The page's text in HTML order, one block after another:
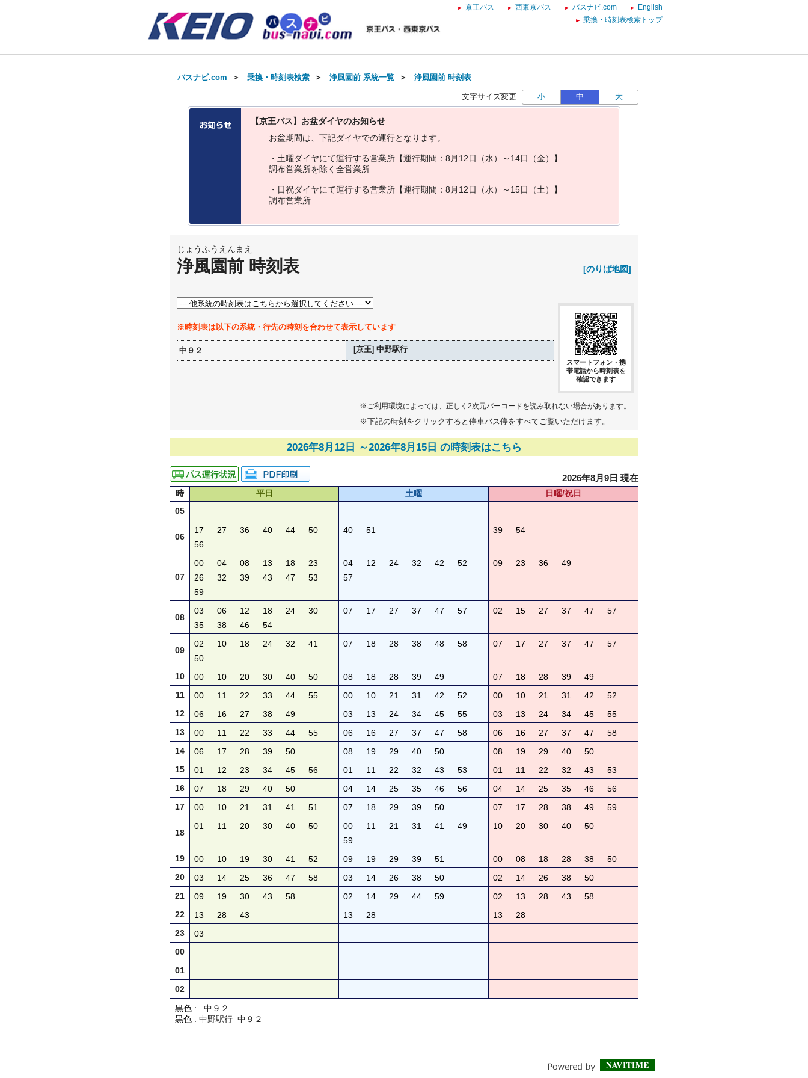
京王バス 西東京バス バスナビ.com
English
乗換・時刻表検索トップ
バスナビ.com ＞ 乗換・時刻表検索 ＞ 浄風園前 系統一覧 ＞ 浄風園前 時刻表
文字サイズ変更 小 中 大
【京王バス】お盆ダイヤのお知らせ
お盆期間は 下記ダイヤでの運行と な り ます。
・ 土曜ダイヤにて運行する営業所 【運行期間 ： 8 月 1 2日 （水） ～ 14日 （金）
】
調布営業所を除 く 全営業所
・ 日祝ダイヤにて運行する営業所 【運行期間 ： 8 月 1 2日 （水） ～ 15日 （土）
】
調布営業所
じょうふうえんまえ
浄風園前 時刻表 [のりば地図]
※時刻表は以下の系統・行先の時刻を合わせて表示しています
中９２ [京王] 中野駅行
スマートフォン・携
帯電話から時刻表を
確認できます
※ご利用環境によっては、正しく2次元バーコードを読み取れない場合があります。
※下記の時刻をクリックすると停車バス停をすべてご覧いただけます。
2026年8月12日 ～2026年8月15日 の時刻表はこちら
2026年8月9日 現在
時 平日 土曜
日曜/祝日
05
06
17 27 36 40 44
50
56
40 51 39 54
07
00 04 08 13 18
23
26
32 39 43 47
53
59
04 12 24 32 42
52
57
09 23 36 49
08
03 06 12 18 24
30
35
38 46 54
07 17 27 37 47 57 02 15 27 37 47 57
09
02 10 18 24 32
41
50
07 18 28 38 48 58 07 17 27 37 47 57
10 00 10 20 30 40 50 08 18 28 39 49 07 18 28 39
49
11
00 11 22 33 44 55 00 10 21 31 42 52 00 10 21 31 42
52
12
06 16 27 38 49 03 13 24 34 45 55 03 13 24 34 45
55
13
00 11 22 33 44 55 06 16 27 37 47 58 06 16 27 37 47
58
14
06 17 28 39 50 08 19 29 40 50 08 19 29 40
50
15
01 12 23 34 45 56 01 11 22 32 43 53 01 11 22 32 43
53
16
07 18 29 40 50 04 14 25 35 46 56 04 14 25 35 46
56
17
00 10 21 31 41 51 07 18 29 39 50 07 17 28 38 49 59
18
01 11 20 30 40 50 00 11 21 31 41
49
59
10 20 30 40 50
19 00 10 19 30 41 52 09 19 29 39 51 00 08 18 28 38
50
20
03 14 25 36 47 58 03 14 26 38 50 02 14 26 38
50
21
09 19 30 43 58 02 14 29 44 59 02 13 28 43
58
22
13 28 43 13 28 13
28
23
03
00
01
02
黒色 : 中９２
黒色 : 中野駅行 中９２